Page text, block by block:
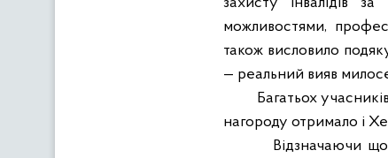
можливостями,
також висловило
— реальний вияв
Багатьох
нагороду отримало і
Відзначаючи